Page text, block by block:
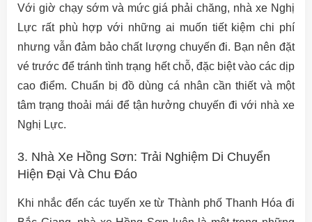
Với giờ chạy sớm và mức giá phải chăng, nhà xe Nghị
Lực rất phù hợp với những ai muốn tiết kiệm chi phí
nhưng vẫn đảm bảo chất lượng chuyến đi. Bạn nên đặt
vé trước để tránh tình trạng hết chỗ, đặc biệt vào các dịp
cao điểm. Chuẩn bị đồ dùng cá nhân cần thiết và một
tâm trạng thoải mái để tận hưởng chuyến đi với nhà xe
Nghị Lực.
3. Nhà Xe Hồng Sơn: Trải Nghiệm Di Chuyển
Hiện Đại Và Chu Đáo
Khi nhắc đến các tuyến xe từ Thành phố Thanh Hóa đi